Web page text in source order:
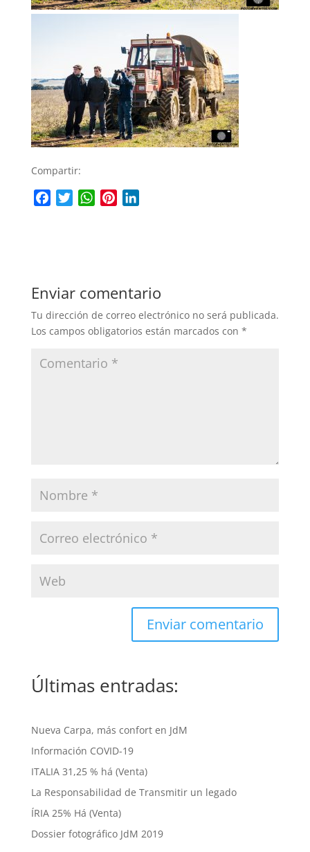
Compartir:
FacebookTwitterWhatsAppPinterest
Enviar comentario
Tu dirección de correo electrónico no será publicada.
Los campos obligatorios están marcados con *
Últimas entradas:
Nueva Carpa, más confort en JdM
Información COVID-19
ITALIA 31,25 % há (Venta)
La Responsabilidad de Transmitir un legado
ÍRIA 25% Há (Venta)
Dossier fotográfico JdM 2019